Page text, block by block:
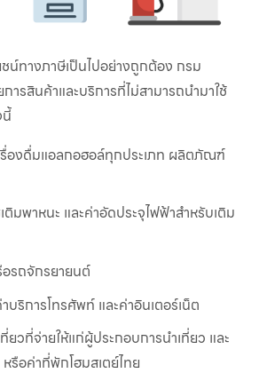
ชน์ทางภาษีเป็นไปอย่างถูกต้อง กรม
ารสินค้าและบริการที่ไม่สามารถนำมาใช้
รื่องดื่มแอลกอฮอล์ทุกประเภท ผลิตภัณฑ์
มพาหนะ และค่าอัดประจุไฟฟ้าสำหรับเติม
รถจักรยายนต์
บริการโทรศัพท์ และค่าอินเตอร์เน็ต
ยวที่จ่ายให้แก่ผู้ประกอบการนำเที่ยว และ
รือค่าที่พักโฮมสเตย์ไทย